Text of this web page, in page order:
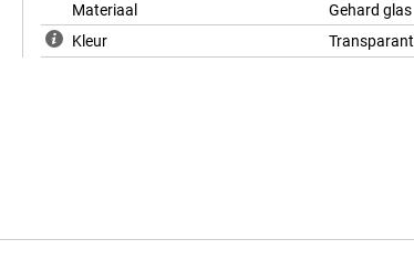
Materiaal
Gehard glas
Kleur
Transparant